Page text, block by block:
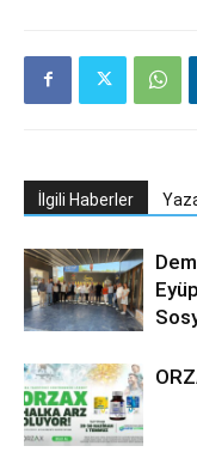
İlgili Haberler